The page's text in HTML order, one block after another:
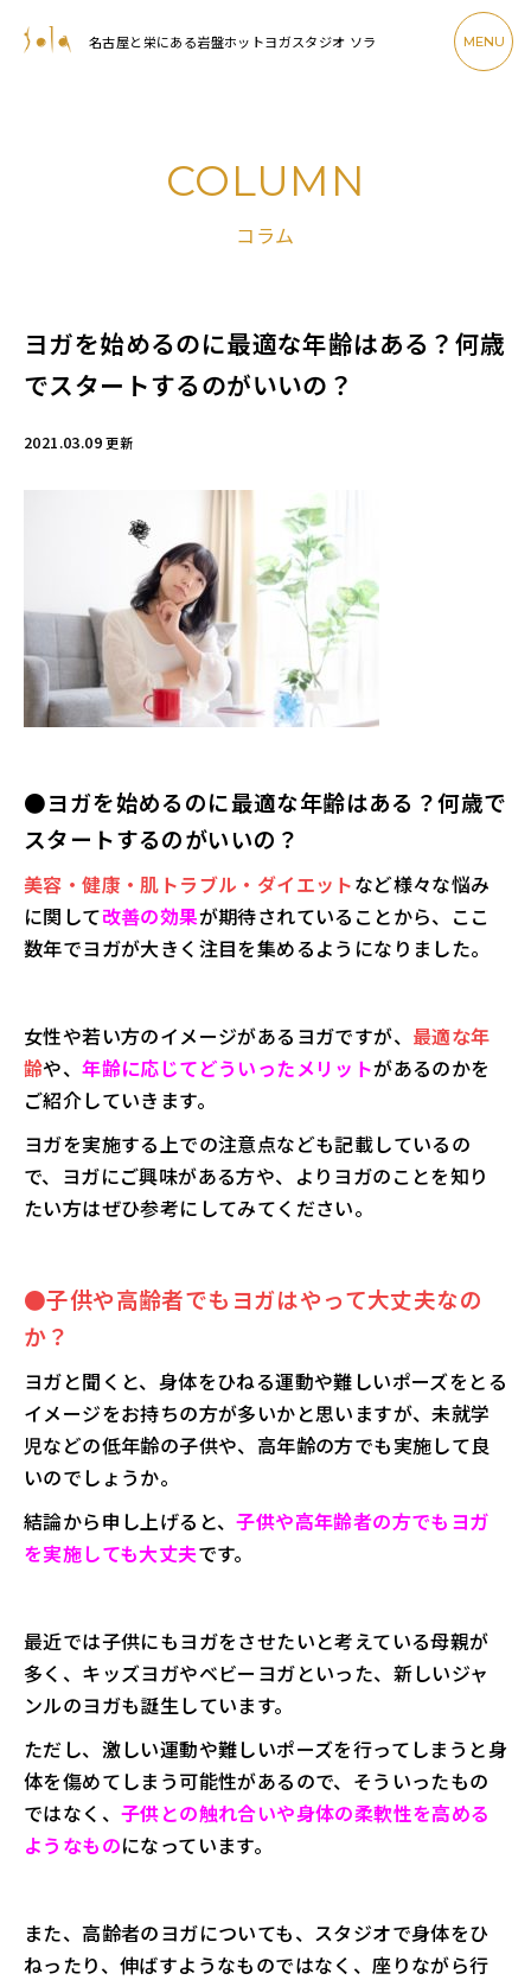
名古屋と栄にある岩盤ホットヨガスタジオ ソラ MENU
COLUMN
コラム
ヨガを始めるのに最適な年齢はある？何歳
でスタートするのがいいの？
2021.03.09更新
●ヨガを始めるのに最適な年齢はある？何歳で
スタートするのがいいの？
美容・健康・肌トラブル・ダイエットなど様々な悩み
に関して改善の効果が期待されていることから、ここ
数年でヨガが大きく注目を集めるようになりました。
女性や若い方のイメージがあるヨガですが、 最適な年
齢や、年齢に応じてどういったメリットがあるのかを
ご紹介していきます。
ヨガを実施する上での注意点なども記載しているの
で、ヨガにご興味がある方や、よりヨガのことを知り
たい方はぜひ参考にしてみてください。
●子供や高齢者でもヨガはやって大丈夫なの
か？
ヨガと聞くと、身体をひねる運動や難しいポーズをとる
イメージをお持ちの方が多いかと思いますが、未就学
児などの低年齢の子供や、高年齢の方でも実施して良
いのでしょうか。
結論から申し上げると、子供や高年齢者の方でもヨガ
を実施しても大丈夫です。
最近では子供にもヨガをさせたいと考えている母親が
多く、キッズヨガやベビーヨガといった、新しいジャ
ンルのヨガも誕生しています。
ただし、激しい運動や難しいポーズを行ってしまうと身
体を傷めてしまう可能性があるので、そういったもの
ではなく、 子供との触れ合いや身体の柔軟性を高める
ようなものになっています。
また、高齢者のヨガについても、スタジオで身体をひ
ねったり、伸ばすようなものではなく、座りながら行